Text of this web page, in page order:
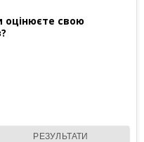
оцінюєте свою
РЕЗУЛЬТАТИ